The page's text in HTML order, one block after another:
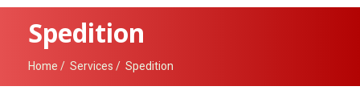
Spedition
Home Services Spedition